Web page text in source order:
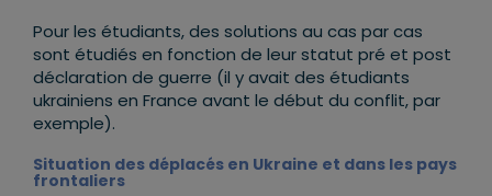
Pour les étudiants, des solutions au cas par cas
sont étudiés en fonction de leur statut pré et post
déclaration de guerre (il y avait des étudiants
ukrainiens en France avant le début du conflit, par
exemple).
Situation des déplacés en Ukraine et dans les pays
frontaliers